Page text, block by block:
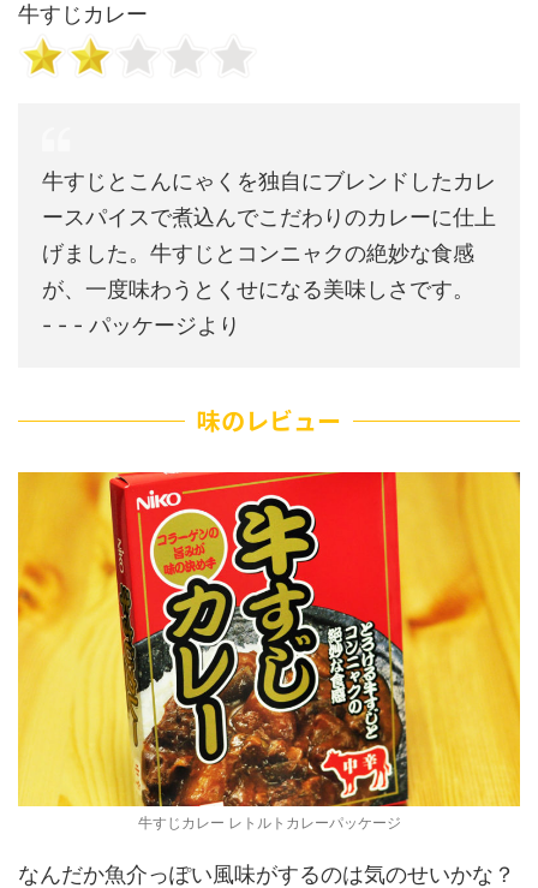
牛すじカレー
牛すじとこんにゃくを独自にブレンドしたカレ
ースパイスで煮込んでこだわりのカレーに仕上
げました。牛すじとコンニャクの絶妙な食感
が、一度味わうとくせになる美味しさです。
- - - パッケージより
味のレビュー
牛すじカレー レトルトカレーパッケージ
なんだか魚介っぽい風味がするのは気のせいかな？